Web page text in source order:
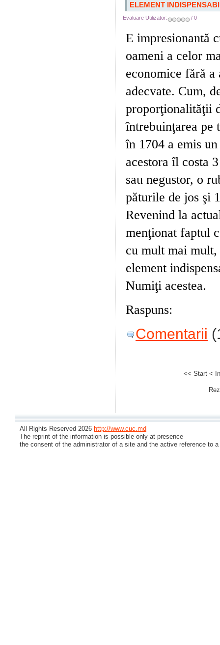
ELEMENT
Evaluare Utilizator: / 0
E impresionantă
oameni a celor
economice fără a
adecvate. Cum,
proporţionalităţii
întrebuinţarea pe
în 1704 a emis
acestora îl costa
sau negustor, o
păturile de jos şi
Revenind la
menţionat faptul
cu mult mai mult,
element
Numiţi acestea.
Raspuns:
Comentarii
<< Start <
All Rights Reserved 2026 http://www.cuc.md
The reprint of the information is possible only at presence
the consent of the administrator of a site and the active reference to